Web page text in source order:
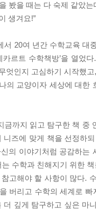
봤을 때는 다 숙제 같았는
생겨요!”
서 20여 년간 수학교육 대
카르트 수학책방’을 열었
엇인지 고심하기 시작했
의 교양이자 세상에 대한
금까지 읽고 탐구한 책 중
니즈에 맞게 책을 선정하
의 이야기처럼 공감하
수학과 친해지기 위한
고해야 할 사항이 많다.
버리고 수학의 세계로
더 깊게 탐구하고 싶은 마